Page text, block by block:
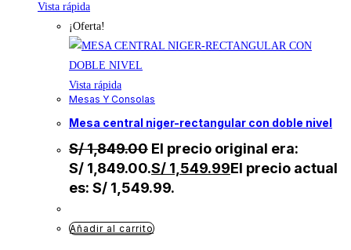
Vista rápida
¡Oferta!
Vista rápida
Mesas Y Consolas
mesa central niger-rectangular con doble nivel
S/1,849.00 El precio original era:
S/ 1,849.00.S/ 1,549.99El precio actual
es: S/ 1,549.99.
Añadir al carrito